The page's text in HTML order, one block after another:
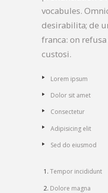
vocabules.
desirabilita; de
franca: on
custosi.
Lorem ipsum
Dolor sit amet
Consectetur
Adipisicing elit
Sed do eiusmod
Tempor incididunt
Dolore magna